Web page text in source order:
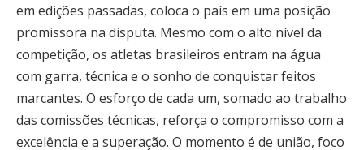
em edições passadas, coloca o país em uma posição
promissora na disputa. Mesmo com o alto nível da
competição, os atletas brasileiros entram na água
com garra, técnica e o sonho de conquistar feitos
marcantes. O esforço de cada um, somado ao trabalho
das comissões técnicas, reforça o compromisso com a
excelência e a superação. O momento é de união, foco